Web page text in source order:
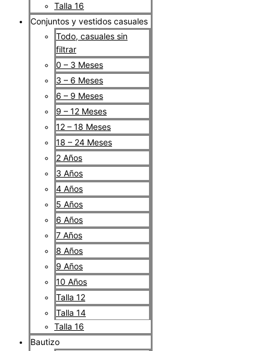
Talla 16
Conjuntos y vestidos casuales
Todo, casuales sin
filtrar
0 – 3 Meses
3 – 6 Meses
6 – 9 Meses
9 – 12 Meses
12 – 18 Meses
18 – 24 Meses
2 Años
3 Años
4 Años
5 Años
6 Años
7 Años
8 Años
9 Años
10 Años
Talla 12
Talla 14
Talla 16
Bautizo